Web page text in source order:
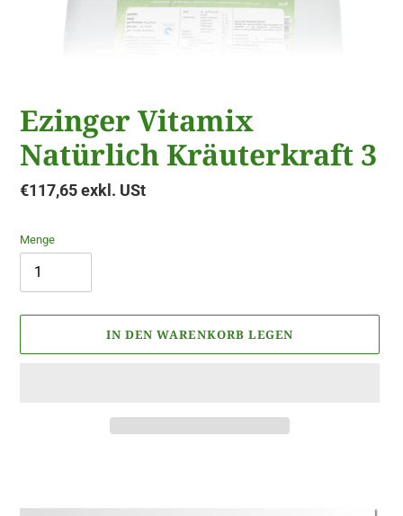
Ezinger Vitamix
Natürlich Kräuterkraft 3
Normaler
€117,65 exkl. USt
Menge
IN DEN WARENKORB LEGEN